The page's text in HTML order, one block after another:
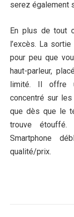
serez également
En plus de tout
l’excès. La
pour peu que
haut-parleur,
limité. Il offre
concentré sur
que dès que le
trouve
Smartphone
qualité/prix.